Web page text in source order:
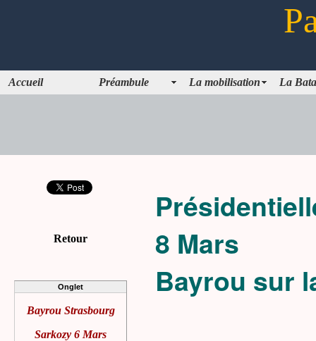
Accueil Préambule La mobilisation La
8 Mars
Bayrou sur
Retour
Onglet
Bayrou Strasbourg
Sarkozy 6 Mars